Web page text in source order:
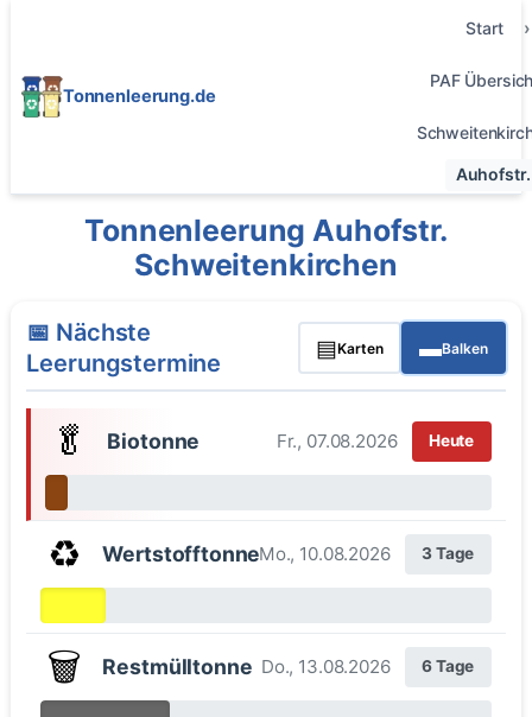
Tonnenleerung.de
Start
PAF
Auhofstr.
Tonnenleerung Auhofstr.
Schweitenkirchen
📅 Nächste
Leerungstermine
▤Karten ▬Balken
🥬 Biotonne Fr., 07.08.2026 Heute
♻️ WertstofftonneMo., 10.08.2026 3 Tage
🗑️ Restmülltonne Do., 13.08.2026 6 Tage